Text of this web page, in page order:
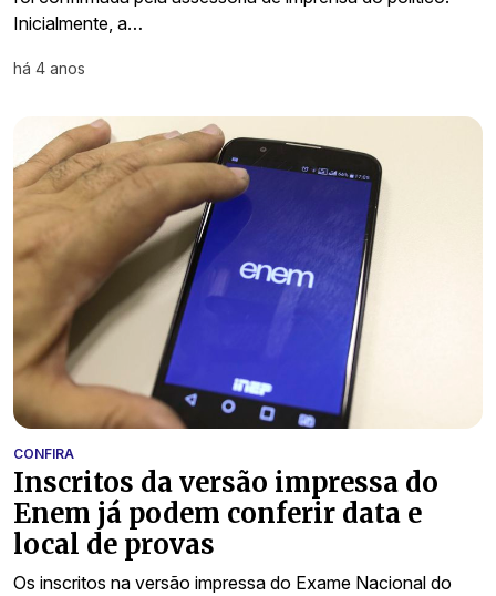
Inicialmente, a…
há 4 anos
CONFIRA
Inscritos da versão impressa do
Enem já podem conferir data e
local de provas
Os inscritos na versão impressa do Exame Nacional do